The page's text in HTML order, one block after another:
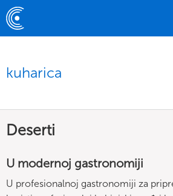
kuharica
Deserti
U modernoj gastronomiji
U profesionalnoj gastronomiji za